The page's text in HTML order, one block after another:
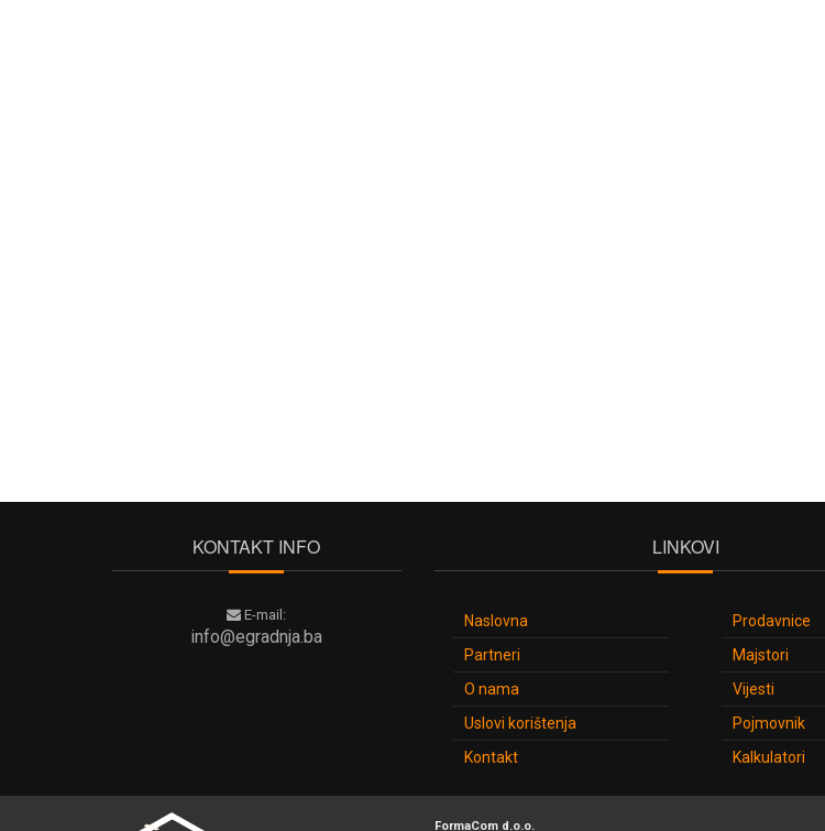
KONTAKT INFO
E-mail:
info@egradnja.ba
LINKOVI
Naslovna
Partneri
O nama
Uslovi korištenja
Kontakt
Prodavnice
Majstori
Vijesti
Pojmovnik
Kalkulatori
FormaCom d.o.o.